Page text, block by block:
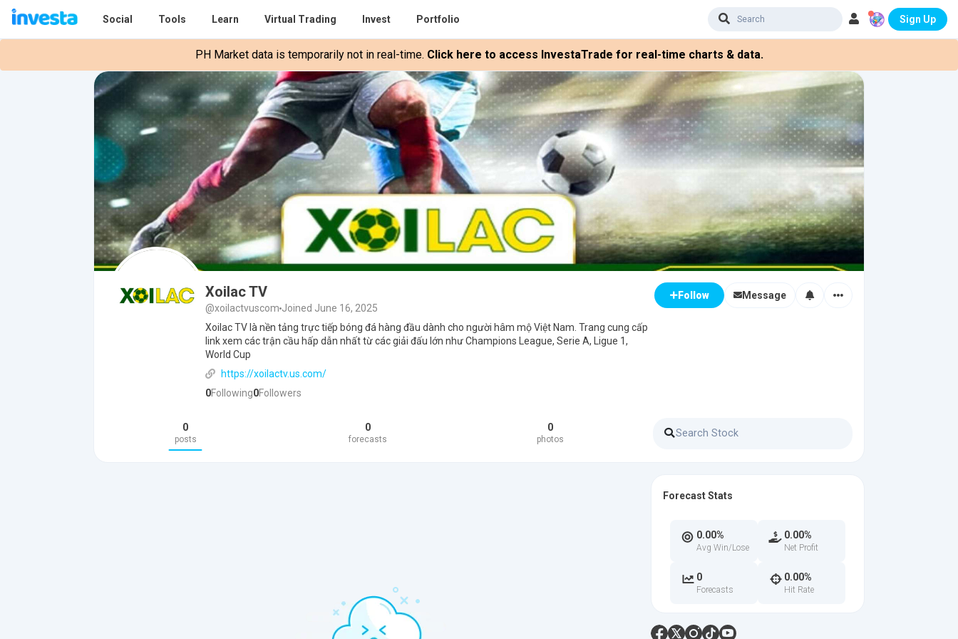
Social Tools Learn Virtual Trading Invest Portfolio Sign Up
PH Market data is temporarily not in real-time. Click here to access InvestaTrade for real-time charts & data.
Xoilac TV
@xoilactvuscom Joined June 16, 2025
Xoilac TV là nền tảng trực tiếp bóng đá hàng đầu dành cho người hâm mộ Việt Nam. Trang cung cấp
link xem các trận cầu hấp dẫn nhất từ các giải đấu lớn như Champions League, Serie A, Ligue 1,
World Cup
https://xoilactv.us.com/
0Following0Followers
Follow Message
0
posts
0
forecasts
0
photos
Forecast Stats
0.00%
Avg Win/Lose
0.00%
Net Profit
0
Forecasts
0.00%
Hit Rate